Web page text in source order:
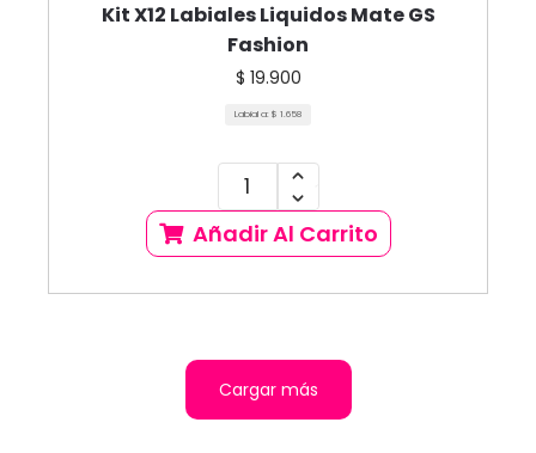
Kit X12 Labiales Liquidos Mate GS
Fashion
$ 19.900
Labial a: $ 1.658
Añadir Al Carrito
Cargar más